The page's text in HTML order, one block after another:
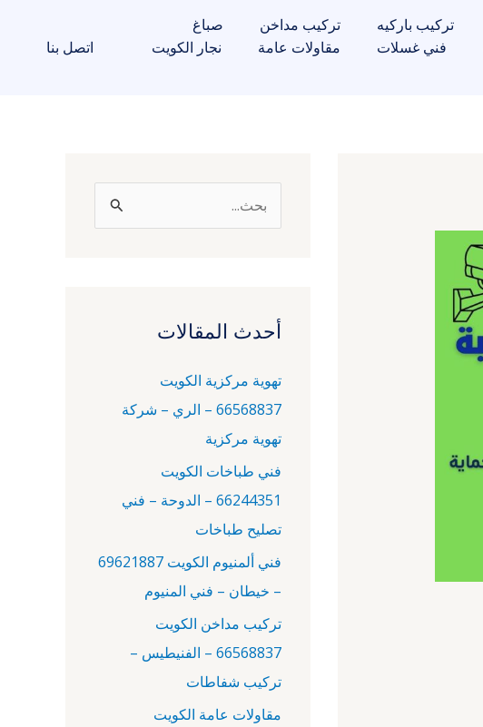
تركيب باركيه تركيب مداخن
صباغ
فني غسلات مقاولات عامة
نجار الكويت
اتصل بنا
ث
ن
:
أحدث المقالات
تهوية مركزية الكويت
66568837 – الري – شركة
تهوية مركزية
فني طباخات الكويت
66244351 – الدوحة – فني
تصليح طباخات
فني ألمنيوم الكويت 69621887
– خيطان – فني المنيوم
تركيب مداخن الكويت
66568837 – الفنيطيس –
تركيب شفاطات
مقاولات عامة الكويت